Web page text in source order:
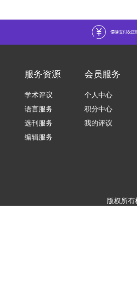
服务资源
学术评议
语言服务
选刊服务
编辑服务
会员服务
个人中心
积分中心
我的评议
版权所